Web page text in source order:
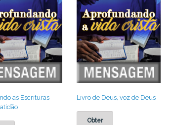
as Escrituras
Livro de Deus, voz de Deus
Obter